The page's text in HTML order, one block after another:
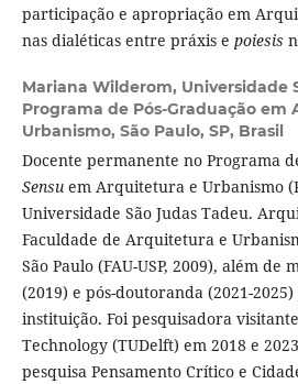
participação e apropriação em
nas dialéticas entre práxis e poiesis
Mariana Wilderom, Universidade
Programa de Pós-Graduação em
Urbanismo, São Paulo, SP, Brasil
Docente permanente no Programa
Sensuem Arquitetura e Urbanismo
Universidade São Judas Tadeu.
Faculdade de Arquitetura e
São Paulo (FAU-USP, 2009), além de
(2019) e pós-doutoranda (2021-
instituição. Foi pesquisadora
Technology (TUDelft) em 2018 e
pesquisa Pensamento Crítico e